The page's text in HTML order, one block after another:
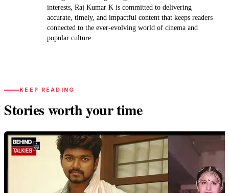
interests, Raj Kumar K is committed to delivering
accurate, timely, and impactful content that keeps readers
connected to the ever-evolving world of cinema and
popular culture.
KEEP READING
Stories worth your time